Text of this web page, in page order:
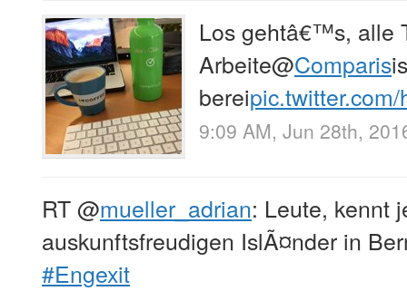
Los gehtâ€™s, alle
Arbeite@Comparis
berei
9:09 AM, Jun 28th,
RT@mueller_adrian: Leute, kennt
auskunftsfreudigen IslÃ¤nder in
#Engexit